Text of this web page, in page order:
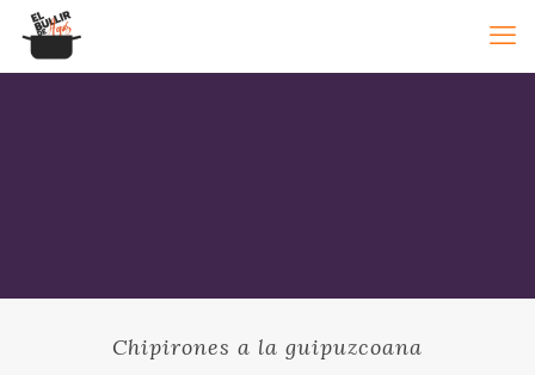
Chipirones a la guipuzcoana